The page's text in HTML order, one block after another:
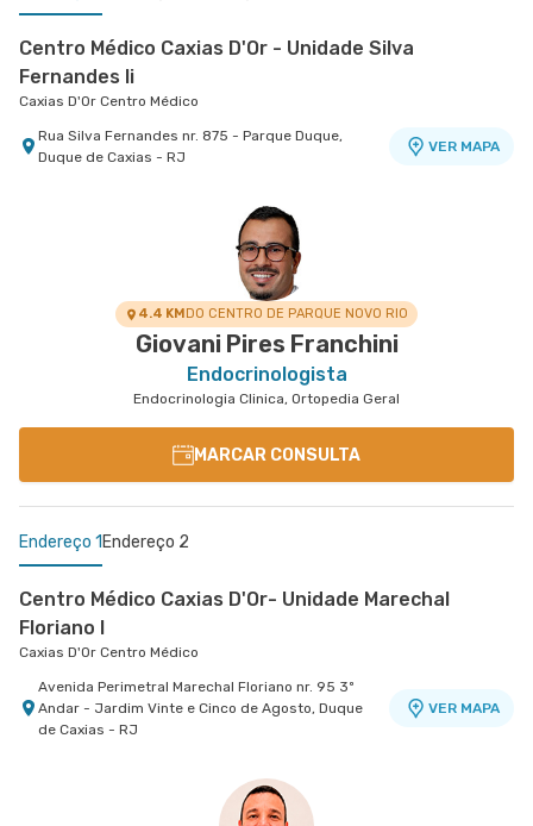
Centro Médico Caxias D'Or - Unidade Silva
Fernandes Ii
Caxias D'Or Centro Médico
Rua Silva Fernandes nr. 875 - Parque Duque,
Duque de Caxias - RJ
VER MAPA
Rua da Gloria nr. 122 5° Andar - Gloria, Rio de
Rua Dois de Dezembro nr. 38 11º Andar -
Flamengo, Rio de Janeiro - RJ
4.4 KMDO CENTRO DE PARQUE NOVO RIO
Giovani Pires Franchini
Endocrinologista
Endocrinologia Clinica, Ortopedia Geral
MARCAR CONSULTA
Endereço 1 Endereço 2
Centro Médico Caxias D'Or- Unidade Marechal
Floriano I
Caxias D'Or Centro Médico
Avenida Perimetral Marechal Floriano nr. 95 3º
Andar - Jardim Vinte e Cinco de Agosto, Duque
de Caxias - RJ
VER MAPA
Rua do Capelao nr. 137 - Padre Miguel, Rio de